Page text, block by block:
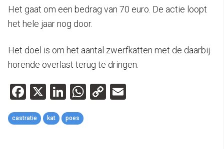
Het gaat om een bedrag van 70 euro. De actie loopt
het hele jaar nog door.
Het doel is om het aantal zwerfkatten met de daarbij
horende overlast terug te dringen.
Facebook
X LinkedIn
WhatsApp
Copy
castratie kat poes